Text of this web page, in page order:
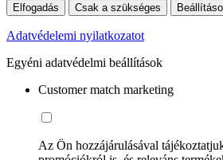
Elfogadás Csak a szükséges
Adatvédelemi nyilatkozatot
Egyéni adatvédelmi beállítások
Customer match marketing
Az Ön hozzájárulásával